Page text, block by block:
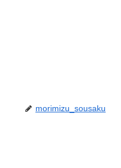
morimizu_sousaku